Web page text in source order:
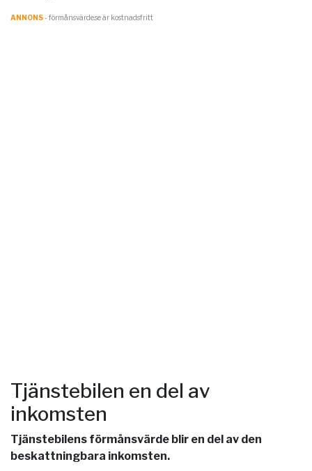
ANNONS- förmånsvärde.se är kostnadsfritt
Tjänstebilen en del av
inkomsten
Tjänstebilens förmånsvärde blir en del av den
beskattningbara inkomsten.